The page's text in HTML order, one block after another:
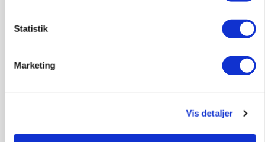
Statistik
Marketing
Vis detaljer
protestgruppe vil demonstrere mod ny